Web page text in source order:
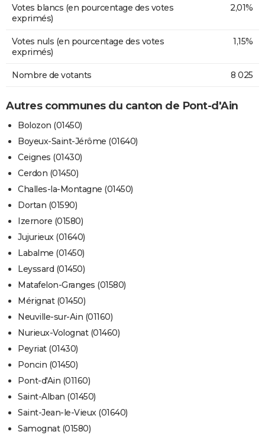
Votes blancs (en pourcentage des votes
exprimés)
2,01%
Votes nuls (en pourcentage des votes
exprimés)
1,15%
Nombre de votants 8 025
Autres communes du canton de Pont-d'Ain
Bolozon (01450)
Boyeux-Saint-Jérôme (01640)
Ceignes (01430)
Cerdon (01450)
Challes-la-Montagne (01450)
Dortan (01590)
Izernore (01580)
Jujurieux (01640)
Labalme (01450)
Leyssard (01450)
Matafelon-Granges (01580)
Mérignat (01450)
Neuville-sur-Ain (01160)
Nurieux-Volognat (01460)
Peyriat (01430)
Poncin (01450)
Pont-d'Ain (01160)
Saint-Alban (01450)
Saint-Jean-le-Vieux (01640)
Samognat (01580)